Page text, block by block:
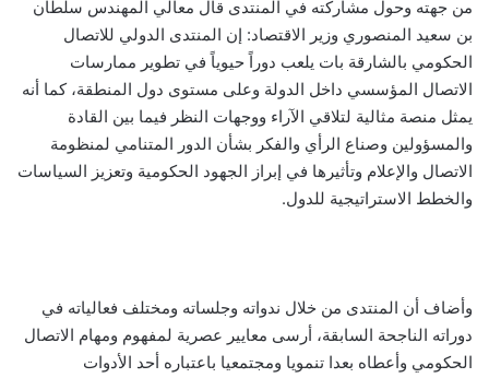
من جهته وحول مشاركته في المنتدى قال معالي المهندس سلطان
بن سعيد المنصوري وزير الاقتصاد: إن المنتدى الدولي للاتصال
الحكومي بالشارقة بات يلعب دوراً حيوياً في تطوير ممارسات
الاتصال المؤسسي داخل الدولة وعلى مستوى دول المنطقة، كما أنه
يمثل منصة مثالية لتلاقي الآراء ووجهات النظر فيما بين القادة
والمسؤولين وصناع الرأي والفكر بشأن الدور المتنامي لمنظومة
الاتصال والإعلام وتأثيرها في إبراز الجهود الحكومية وتعزيز السياسات
والخطط الاستراتيجية للدول.
وأضاف أن المنتدى من خلال ندواته وجلساته ومختلف فعالياته في
دوراته الناجحة السابقة، أرسى معايير عصرية لمفهوم ومهام الاتصال
الحكومي وأعطاه بعدا تنمويا ومجتمعيا باعتباره أحد الأدوات